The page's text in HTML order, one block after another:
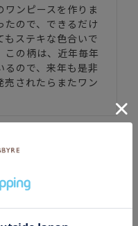
ワンピースを作りま
たので、できるだけ
もステキな色合いで
この柄は、近年毎年
るので、来年も是非
売されたらまたワン